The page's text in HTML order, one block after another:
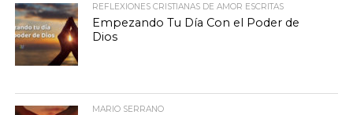
REFLEXIONES CRISTIANAS DE AMOR ESCRITAS
Empezando Tu Día Con el Poder de
Dios
MARIO SERRANO